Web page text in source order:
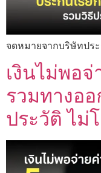
จดหมายจากบริษัทปร
เงินไม่พอ
รวมทางอ
ประวัติ ไม่